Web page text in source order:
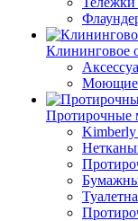
Клининговое
Моющие
Протирочные